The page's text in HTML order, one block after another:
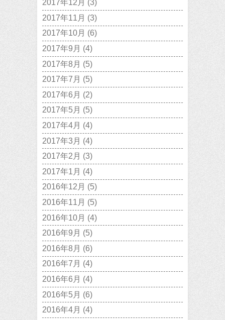
2017年12月 (3)
2017年11月 (3)
2017年10月 (6)
2017年9月 (4)
2017年8月 (5)
2017年7月 (5)
2017年6月 (2)
2017年5月 (5)
2017年4月 (4)
2017年3月 (4)
2017年2月 (3)
2017年1月 (4)
2016年12月 (5)
2016年11月 (5)
2016年10月 (4)
2016年9月 (5)
2016年8月 (6)
2016年7月 (4)
2016年6月 (4)
2016年5月 (6)
2016年4月 (4)